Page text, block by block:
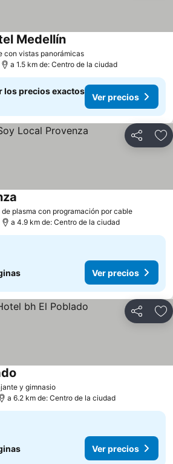
con vistas panorámicas
Medellín
a 1.5 km de: Centro de la ciudad
los precios exactos
Ver precios
Compartir
plasma con programación por cable
a 4.9 km de: Centro de la ciudad
Ver precios
Compartir
y gimnasio
a 6.2 km de: Centro de la ciudad
Ver precios